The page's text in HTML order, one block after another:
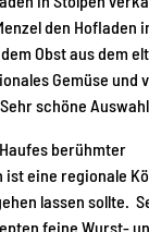
den Hofladen
Obst aus dem
Gemüse und
schöne
Haufes berühmter
ist eine regionale
lassen sollte.
feine Wurst-